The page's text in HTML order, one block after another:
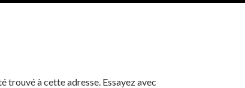
trouvé à cette adresse. Essayez avec